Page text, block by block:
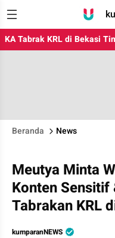
KA Tabrak KRL di Bekasi
Beranda News
Meutya Minta
Konten Sensitif
Tabrakan KRL
kumparanNEWS